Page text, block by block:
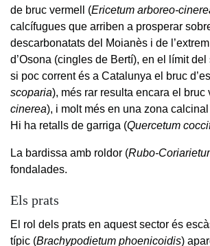
de bruc vermell (Ericetum arboreo-
calcífugues que arriben a prosperar
descarbonatats del Moianès i de
d’Osona (cingles de Bertí), en el límit
si poc corrent és a Catalunya el bruc
scoparia), més rar resulta encara el bruc
cinerea), i molt més en una zona
Hi ha retalls de garriga (Quercetum
La bardissa amb roldor (Rubo-
fondalades.
Els prats
El rol dels prats en aquest sector és
típic (Brachypodietum phoenicoidis)